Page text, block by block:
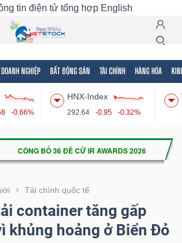
tin điện tử tổng hợp English
DOANH NGHIỆP BẤT ĐỘNG SẢN TÀI CHÍNH HÀNG HÓA
-0.66%
HNX-Index
292.64 -0.95 -0.32%
Tài chính quốc tế
container tăng gấp
khủng hoảng ở Biển Đỏ
Ngành Mã chứng khoán